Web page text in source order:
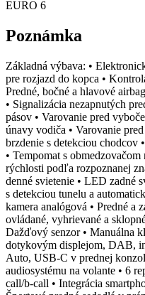
EURO 6
Poznámka
Základná výbava: •
pre rozjazd do kopca •
Predné, bočné a hlavové
• Signalizácia nezapnutých
pásov • Varovanie pred
únavy vodiča • Varovanie
brzdenie s detekciou chodcov
• Tempomat s
rýchlosti podľa rozpoznanej
denné svietenie • LED zadné
s detekciou tunelu a
kamera analógová • Predné a
ovládané, vyhrievané a
Dažďový senzor • Manuálna
dotykovým displejom, DAB,
Auto, USB-C v prednej
audiosystému na volante • 6
call/b-call • Integrácia